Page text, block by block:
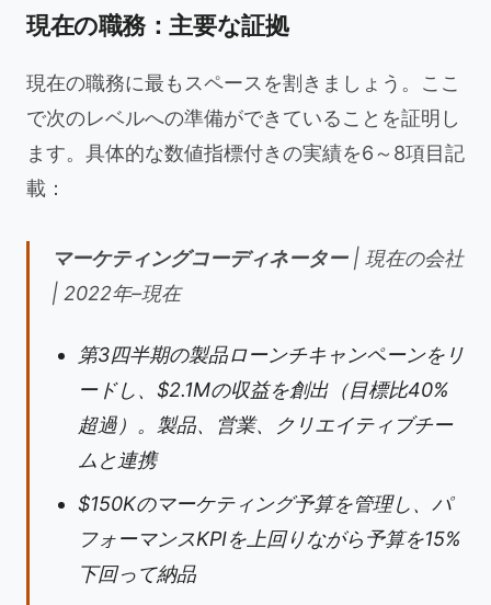
現在の職務：主要な証拠
現在の職務に最もスペースを割きましょう。ここ
で次のレベルへの準備ができていることを証明し
ます。具体的な数値指標付きの実績を6～8項目記
載：
マーケティングコーディネーター| 現在の会社
| 2022年–現在
第3四半期の製品ローンチキャンペーンをリ
ードし、$2.1Mの収益を創出（目標比40%
超過）。製品、営業、クリエイティブチー
ムと連携
$150Kのマーケティング予算を管理し、パ
フォーマンスKPIを上回りながら予算を15%
下回って納品